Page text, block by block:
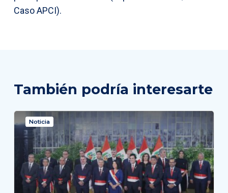
Caso APCI).
También podría interesarte
Noticia